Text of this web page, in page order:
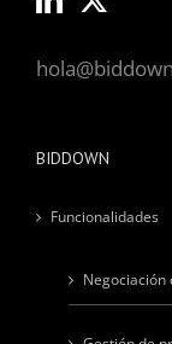
Funcionalidades
Gestión de